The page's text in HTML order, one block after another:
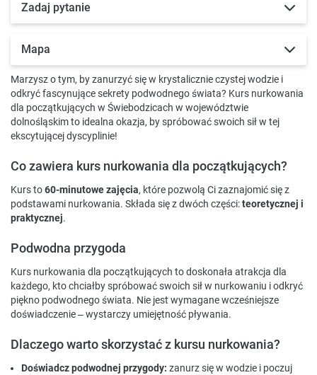
Zadaj pytanie
Mapa
Marzysz o tym, by zanurzyć się w krystalicznie czystej wodzie i
odkryć fascynujące sekrety podwodnego świata? Kurs nurkowania
dla początkujących w Świebodzicach w województwie
dolnośląskim to idealna okazja, by spróbować swoich sił w tej
ekscytującej dyscyplinie!
Co zawiera kurs nurkowania dla początkujących?
Kurs to60-minutowe zajęcia, które pozwolą Ci zaznajomić się z
podstawami nurkowania. Składa się z dwóch części:teoretycznej i
praktycznej.
Podwodna przygoda
Kurs nurkowania dla początkujących to doskonała atrakcja dla
każdego, kto chciałby spróbować swoich sił w nurkowaniu i odkryć
piękno podwodnego świata. Nie jest wymagane wcześniejsze
doświadczenie – wystarczy umiejętność pływania.
Dlaczego warto skorzystać z kursu nurkowania?
Doświadcz podwodnej przygody: zanurz się w wodzie i poczuj